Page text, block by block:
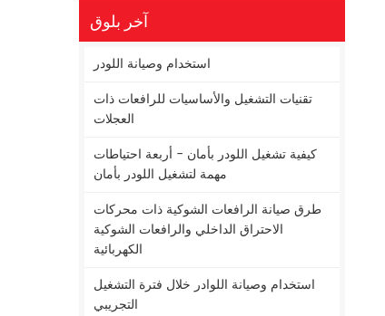
آخر بلوق
استخدام وصيانة اللودر
تقنيات التشغيل والأساسيات للرافعات ذات
العجلات
كيفية تشغيل اللودر بأمان - أربعة احتياطات
مهمة لتشغيل اللودر بأمان
طرق صيانة الرافعات الشوكية ذات محركات
الاحتراق الداخلي والرافعات الشوكية
الكهربائية
استخدام وصيانة اللوادر خلال فترة التشغيل
التجريبي